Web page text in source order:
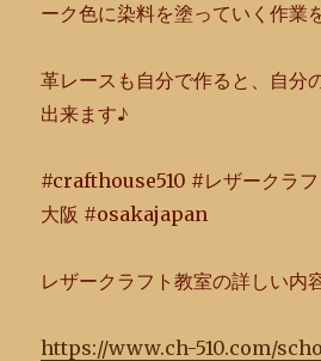
ーク色に染料を塗っていく作業
革レースも自分で作ると、自分
出来ます♪
#crafthouse510 #レザークラ
大阪 #osakajapan
レザークラフト教室の詳しい内
https://www.ch-510.com/